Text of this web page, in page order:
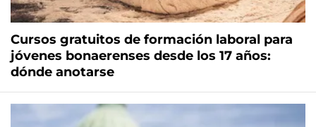
Cursos gratuitos de formación laboral para
jóvenes bonaerenses desde los 17 años:
dónde anotarse